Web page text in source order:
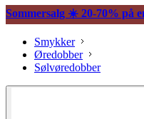
Sommersalg ☀️ 20-70% på
Smykker
Øredobber
Sølvøredobber